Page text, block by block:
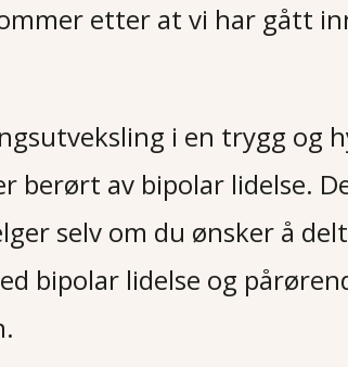
etter at vi har gått
i en trygg og
berørt av bipolar lidelse.
selv om du ønsker å
bipolar lidelse og